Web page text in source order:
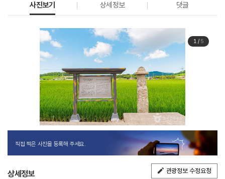
사진보기 상세정보 댓글
1/ 5
직접 찍은 사진을 등록해 주세요.
상세정보 관광정보 수정요청